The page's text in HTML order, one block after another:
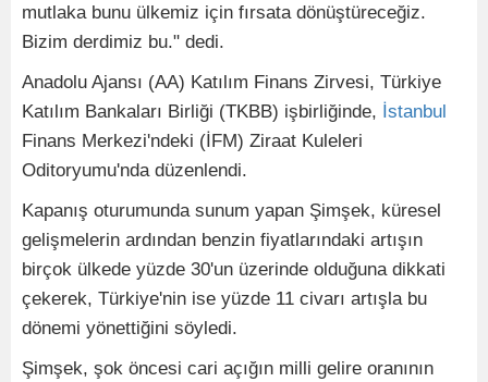
mutlaka bunu ülkemiz için fırsata dönüştüreceğiz.
Bizim derdimiz bu." dedi.
Anadolu Ajansı (AA) Katılım Finans Zirvesi, Türkiye
Katılım Bankaları Birliği (TKBB) işbirliğinde, İstanbul
Finans Merkezi'ndeki (İFM) Ziraat Kuleleri
Oditoryumu'nda düzenlendi.
Kapanış oturumunda sunum yapan Şimşek, küresel
gelişmelerin ardından benzin fiyatlarındaki artışın
birçok ülkede yüzde 30'un üzerinde olduğuna dikkati
çekerek, Türkiye'nin ise yüzde 11 civarı artışla bu
dönemi yönettiğini söyledi.
Şimşek, şok öncesi cari açığın milli gelire oranının